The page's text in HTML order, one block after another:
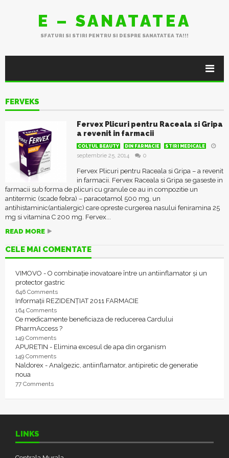
E – SANATATEA
SFATURI SI STIRI PENTRU SI DESPRE SANATATEA TA!!!
FERVEKS
Fervex Plicuri pentru Raceala si Gripa
a revenit in farmacii
COLŢUL BEAUTY DIN FARMACIE STIRI MEDICALE
septembrie 25, 2014 0
Fervex Plicuri pentru Raceala si Gripa – a revenit
in farmacii. Fervex Raceala si Gripa se gaseste in
farmacii sub forma de plicuri cu granule ce au in compozitie un
antitermic (scade febra) – paracetamol 500 mg, un
antihistaminic(antialergic) care opreste curgerea nasului feniramina 25
mg si vitamina C 200 mg. Fervex...
READ MORE
CELE MAI COMENTATE
VIMOVO - O combinație inovatoare între un antiinflamator și un
protector gastric
646 Comments
Informații REZIDENȚIAT 2011 FARMACIE
164 Comments
Ce medicamente beneficiaza de reducerea Cardului
PharmAccess ?
149 Comments
APURETIN - Elimina excesul de apa din organism
149 Comments
Naldorex - Analgezic, antiinflamator, antipiretic de generatie
noua
77 Comments
LINKS